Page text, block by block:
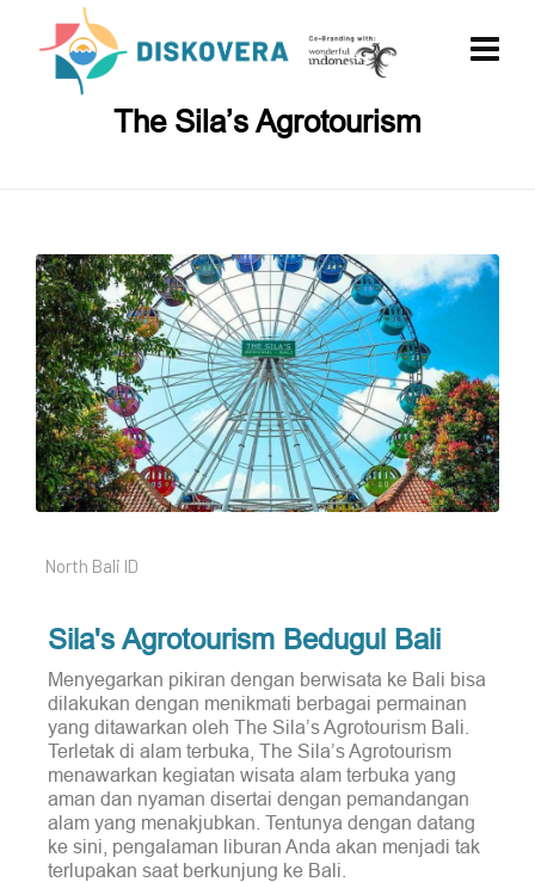
The Sila’s Agrotourism
North Bali ID
Sila's Agrotourism Bedugul Bali
Menyegarkan pikiran dengan berwisata ke Bali bisa
dilakukan dengan menikmati berbagai permainan
yang ditawarkan oleh The Sila’s Agrotourism Bali.
Terletak di alam terbuka, The Sila’s Agrotourism
menawarkan kegiatan wisata alam terbuka yang
aman dan nyaman disertai dengan pemandangan
alam yang menakjubkan. Tentunya dengan datang
ke sini, pengalaman liburan Anda akan menjadi tak
terlupakan saat berkunjung ke Bali.